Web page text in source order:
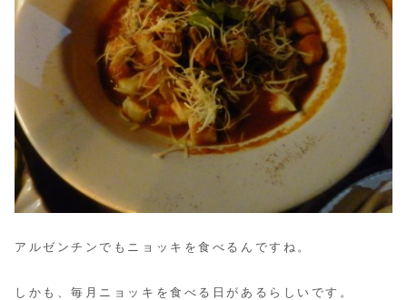
アルゼンチンでもニョッキを食べるんですね。
しかも、毎月ニョッキを食べる日があるらしいです。